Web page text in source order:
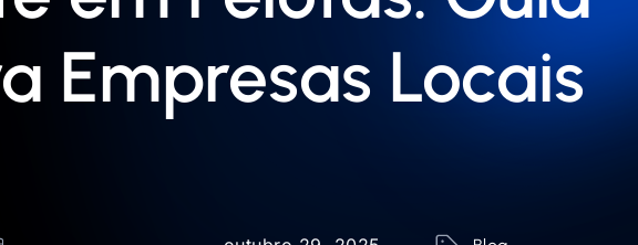
Empresas Locais